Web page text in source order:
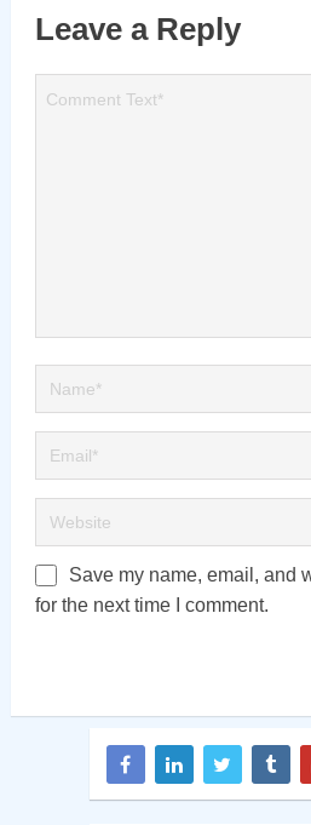
Leave a Reply
Save my name, email, and
for the next time I comment.